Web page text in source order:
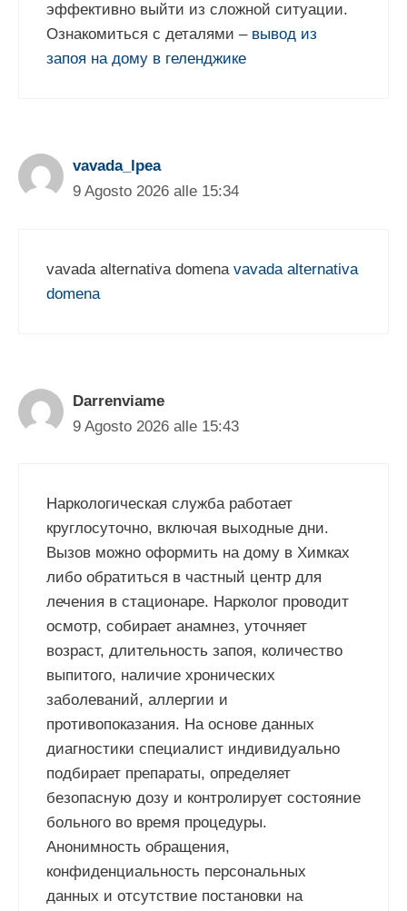
эффективно выйти из сложной ситуации.
Ознакомиться с деталями – вывод из
запоя на дому в геленджике
vavada_lpea
9 Agosto 2026 alle 15:34
vavada alternativa domena vavada alternativa
domena
Darrenviame
9 Agosto 2026 alle 15:43
Наркологическая служба работает
круглосуточно, включая выходные дни.
Вызов можно оформить на дому в Химках
либо обратиться в частный центр для
лечения в стационаре. Нарколог проводит
осмотр, собирает анамнез, уточняет
возраст, длительность запоя, количество
выпитого, наличие хронических
заболеваний, аллергии и
противопоказания. На основе данных
диагностики специалист индивидуально
подбирает препараты, определяет
безопасную дозу и контролирует состояние
больного во время процедуры.
Анонимность обращения,
конфиденциальность персональных
данных и отсутствие постановки на